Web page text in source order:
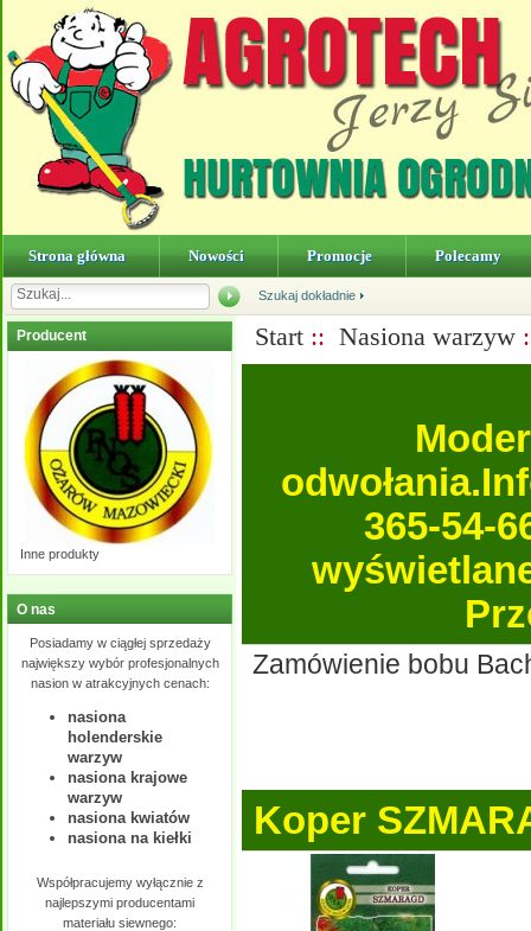
Strona główna Nowości Promocje Polecamy
Szukaj dokładnie
Producent
Inne produkty
O nas
Posiadamy w ciągłej sprzedaży
największy wybór profesjonalnych
nasion w atrakcyjnych cenach:
nasiona
holenderskie
warzyw
nasiona krajowe
warzyw
nasiona kwiatów
nasiona na kiełki
Współpracujemy wyłącznie z
najlepszymi producentami
materiału siewnego:
Start:: Nasiona warzyw
365-54-
Zamówienie bobu
Koper